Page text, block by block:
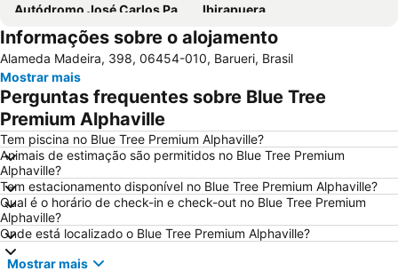
Autódromo José Carlos Pace-Interlagos
Ibirapuera
Ibirapuera Park
25 de Março
Anhembi Parque
WTC São Paulo
Consulado Geral dos Estados Unidos
Estádio do Pacaembu - Estádio Municipal Paulo Machado de Carvalho
JK Iguatemi
Parque Villa Lobos
Rua Augusta
Center Norte
Hopi Hari
Centro Cultural São Paulo
Largo do Arouche
Shopping Center Iguatemi
Estação da Luz
Arena de São Paulo - Arena Corinthians
Rebouças Convention Center
Informações sobre o alojamento
Alameda Madeira, 398, 06454-010, Barueri, Brasil
Mostrar mais
Perguntas frequentes sobre Blue Tree
Premium Alphaville
Tem piscina no Blue Tree Premium Alphaville?
Animais de estimação são permitidos no Blue Tree Premium
Alphaville?
Tem estacionamento disponível no Blue Tree Premium Alphaville?
Qual é o horário de check-in e check-out no Blue Tree Premium
Alphaville?
Onde está localizado o Blue Tree Premium Alphaville?
Mostrar mais